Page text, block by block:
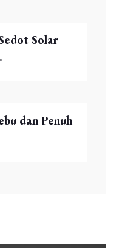
Solar
dan Penuh